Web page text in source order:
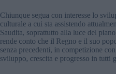
Chiunque segua con interesse lo
culturale a cui sta assistendo
Saudita, soprattutto alla luce del
rende conto che il Regno e il suo
senza precedenti, in competizione
sviluppo, crescita e progresso in tutti